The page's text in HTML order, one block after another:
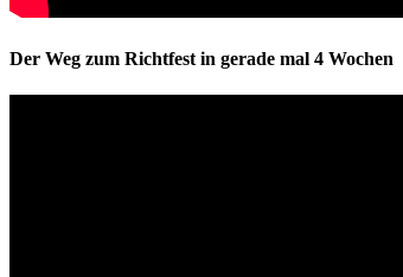
Der Weg zum Richtfest in gerade mal 4 Wochen